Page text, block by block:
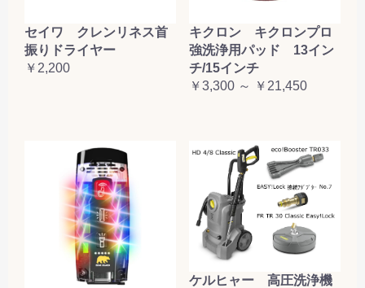
セイワ クレンリネス首
振りドライヤー
￥2,200
キクロン キクロンプロ
強洗浄用パッド 13イン
チ/15インチ
￥3,300 ～ ￥21,450
ケルヒャー 高圧洗浄機